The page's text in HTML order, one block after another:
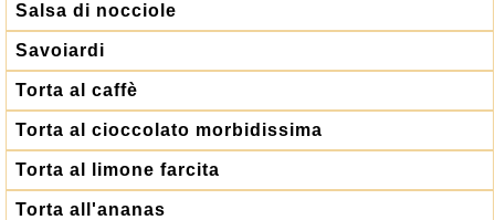
Salsa di nocciole
Savoiardi
Torta al caffè
Torta al cioccolato morbidissima
Torta al limone farcita
Torta all'ananas